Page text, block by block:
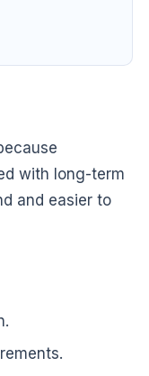
with long-term
and easier to